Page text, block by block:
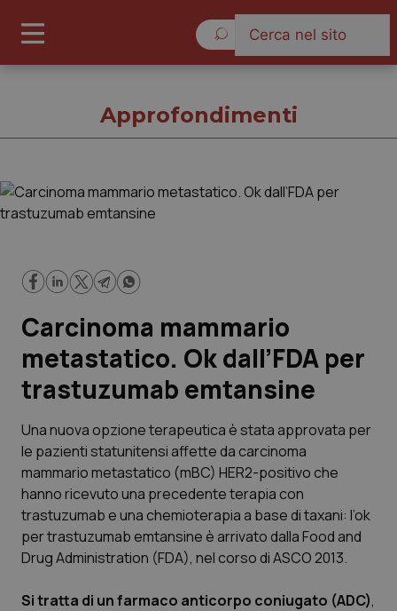
Governo e Parlamento
Regioni e Asl
Lavoro e Professioni
Scienza e Farmaci
Studi e Analisi
Lettere al direttore
Approfondimenti
Carcinoma mammario
metastatico. Ok dall’FDA per
trastuzumab emtansine
Una nuova opzione terapeutica è stata approvata per
le pazienti statunitensi affette da carcinoma
mammario metastatico (mBC) HER2-positivo che
hanno ricevuto una precedente terapia con
trastuzumab e una chemioterapia a base di taxani: l’ok
per trastuzumab emtansine è arrivato dalla Food and
Drug Administration (FDA), nel corso di ASCO 2013.
Si tratta di un farmaco anticorpo coniugato (ADC),